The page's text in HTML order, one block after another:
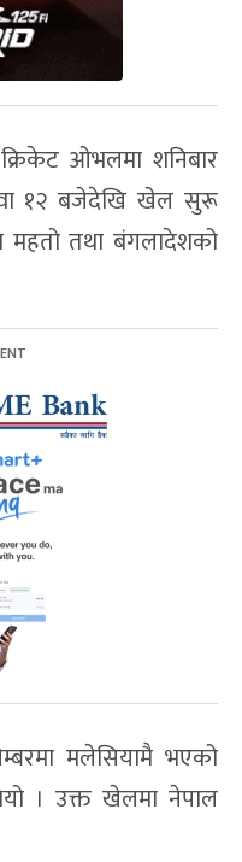
ओभलमा शनिबार
१२ बजेदेखि खेल सुरू
महतो तथा बंगलादेशको
मलेसियामै भएको
। उक्त खेलमा नेपाल